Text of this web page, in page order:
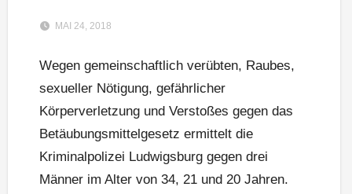
MAI 24, 2018
Wegen gemeinschaftlich verübten, Raubes,
sexueller Nötigung, gefährlicher
Körperverletzung und Verstoßes gegen das
Betäubungsmittelgesetz ermittelt die
Kriminalpolizei Ludwigsburg gegen drei
Männer im Alter von 34, 21 und 20 Jahren.